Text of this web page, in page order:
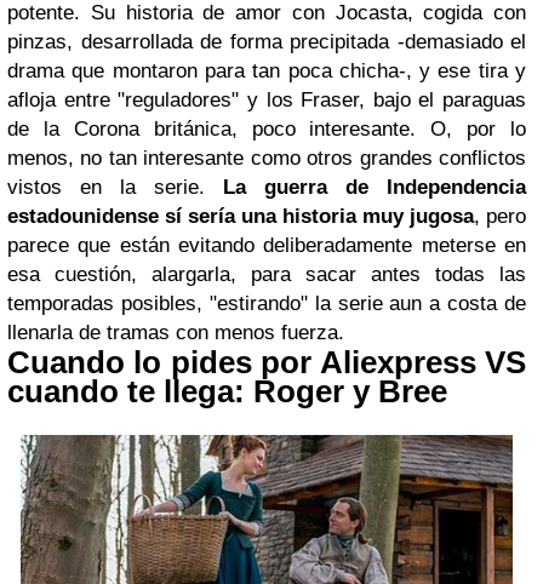
potente. Su historia de amor con Jocasta, cogida con
pinzas, desarrollada de forma precipitada -demasiado el
drama que montaron para tan poca chicha-, y ese tira y
afloja entre "reguladores" y los Fraser, bajo el paraguas
de la Corona británica, poco interesante. O, por lo
menos, no tan interesante como otros grandes conflictos
vistos en la serie.
La guerra de Independencia
estadounidense sí sería una historia muy jugosa, pero
parece que están evitando deliberadamente meterse en
esa cuestión, alargarla, para sacar antes todas las
temporadas posibles, "estirando" la serie aun a costa de
llenarla de tramas con menos fuerza.
Cuando lo pides por Aliexpress VS
cuando te llega: Roger y Bree